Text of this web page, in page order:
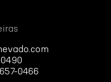
0466